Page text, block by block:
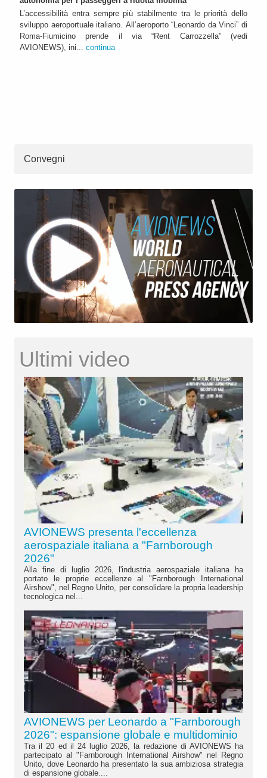
L’accessibilità entra sempre più stabilmente tra le priorità dello
sviluppo aeroportuale italiano. All’aeroporto “Leonardo da Vinci” di
Roma-Fiumicino prende il via “Rent Carrozzella” (vedi
AVIONEWS), ini... continua
Convegni
Ultimi video
AVIONEWS presenta l'eccellenza
aerospaziale italiana a "Farnborough
2026"
Alla fine di luglio 2026, l'industria aerospaziale italiana ha
portato le proprie eccellenze al "Farnborough International
Airshow", nel Regno Unito, per consolidare la propria leadership
tecnologica nel...
AVIONEWS per Leonardo a "Farnborough
2026": espansione globale e multidominio
Tra il 20 ed il 24 luglio 2026, la redazione di AVIONEWS ha
partecipato al "Farnborough International Airshow" nel Regno
Unito, dove Leonardo ha presentato la sua ambiziosa strategia
di espansione globale....